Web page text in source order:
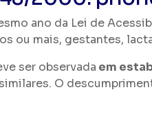
ano da Lei de
ou mais, gestantes,
ser observada em
O